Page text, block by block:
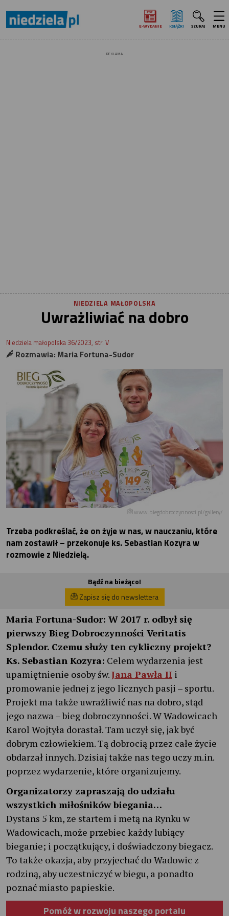
E‑WYDANIE KSIĄŻKI SZUKAJ MENU
REKLAMA
NIEDZIELA MAŁOPOLSKA
Uwrażliwiać na dobro
Niedziela małopolska 36/2023, str. V
Rozmawia: Maria Fortuna-Sudor
www.biegdobroczynnosci.pl/gallery/
Trzeba podkreślać, że on żyje w nas, w nauczaniu, które
nam zostawił – przekonuje ks. Sebastian Kozyra w
rozmowie z Niedzielą.
Bądź na bieżąco!
Zapisz się do newslettera
Maria Fortuna-Sudor: W 2017 r. odbył się
pierwszy Bieg Dobroczynności Veritatis
Splendor. Czemu służy ten cykliczny projekt?
Ks. Sebastian Kozyra: Celem wydarzenia jest
upamiętnienie osoby św.Jana Pawła II i
promowanie jednej z jego licznych pasji – sportu.
Projekt ma także uwrażliwić nas na dobro, stąd
jego nazwa – bieg dobroczynności. W Wadowicach
Karol Wojtyła dorastał. Tam uczył się, jak być
dobrym człowiekiem. Tą dobrocią przez całe życie
obdarzał innych. Dzisiaj także nas tego uczy m.in.
poprzez wydarzenie, które organizujemy.
Organizatorzy zapraszają do udziału
wszystkich miłośników biegania…
Dystans 5 km, ze startem i metą na Rynku w
Wadowicach, może przebiec każdy lubiący
bieganie; i początkujący, i doświadczony biegacz.
To także okazja, aby przyjechać do Wadowic z
rodziną, aby uczestniczyć w biegu, a ponadto
poznać miasto papieskie.
Pomóż w rozwoju naszego portalu